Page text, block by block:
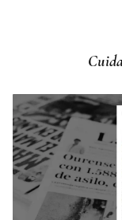
Gaseosas